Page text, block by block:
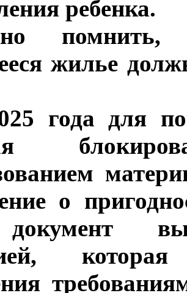
ребенка.
помнить,
жилье
года для
о
которая